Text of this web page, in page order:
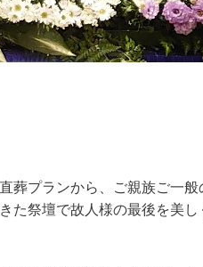
葬プランから、ご親族ご一般
た祭壇で故人様の最後を美